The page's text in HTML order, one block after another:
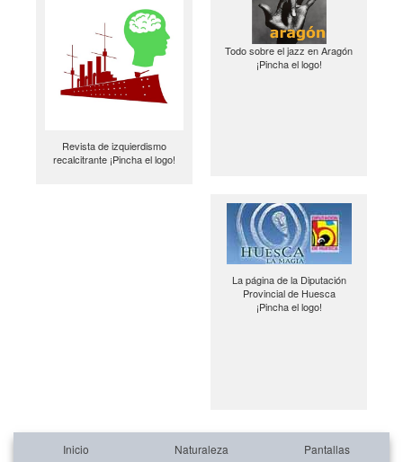
Revista de izquierdismo
recalcitrante ¡Pincha el logo!
Todo sobre el jazz en Aragón
¡Pincha el logo!
La página de la Diputación
Provincial de Huesca
¡Pincha el logo!
Inicio Naturaleza Pantallas